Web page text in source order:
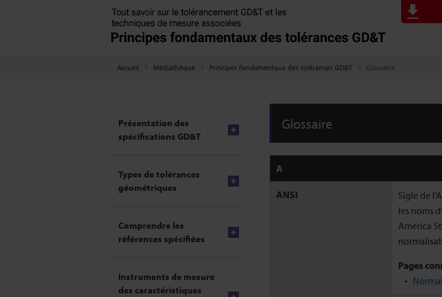
Accueil Médiathèque Principes fondamentaux des tolérances GD&T Glossaire
Glossaire
A
ANSI
Sigle de
les noms
America
Pages
Présentation des
spécifications GD&T
Types de tolérances
géométriques
Comprendre les
références spécifiées
Instruments de mesure
des caractéristiques